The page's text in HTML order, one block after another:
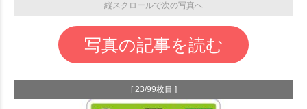
縦スクロールで次の写真へ
写真の記事を読む
[ 23/99枚目 ]